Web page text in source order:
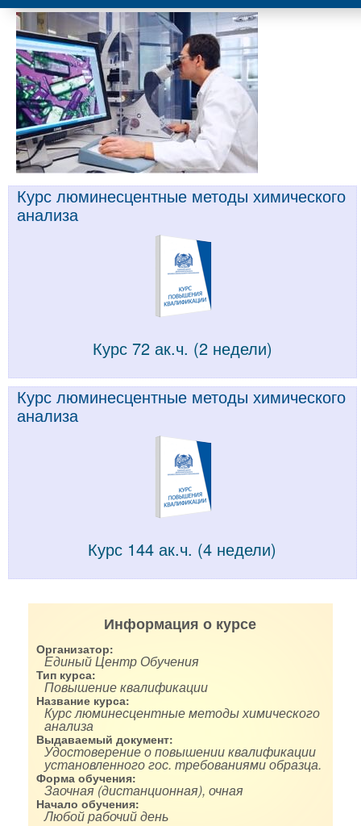
Курс люминесцентные методы химического
анализа
Курс 72 ак.ч. (2 недели)
Курс люминесцентные методы химического
анализа
Курс 144 ак.ч. (4 недели)
Информация о курсе
Организатор:
Единый Центр Обучения
Тип курса:
Повышение квалификации
Название курса:
Курс люминесцентные методы химического
анализа
Выдаваемый документ:
Удостоверение о повышении квалификации
установленного гос. требованиями образца.
Форма обучения:
Заочная (дистанционная), очная
Начало обучения:
Любой рабочий день